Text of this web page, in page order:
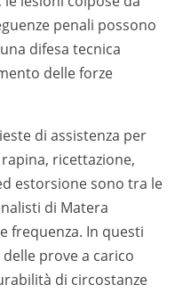
penali possono
difesa tecnica
delle forze
di assistenza per
ricettazione,
estorsione sono tra le
di Matera
frequenza. In questi
prove a carico
di circostanze